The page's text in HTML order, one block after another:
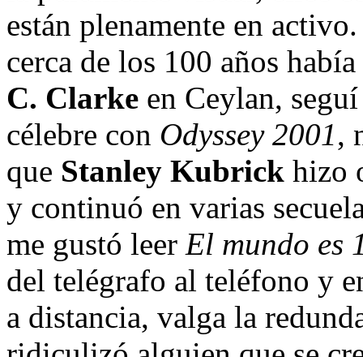
están plenamente en
cerca de los 100 años
C. Clarke en Ceylan,
célebre con Odyssey 2001,
que Stanley Kubrick hizo
y continuó en varias
me gustó leer El mundo es
del telégrafo al teléfono y
a distancia, valga la